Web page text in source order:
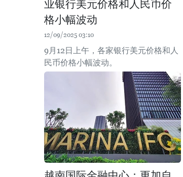
业银行美元价格和人民币价
格小幅波动
12/09/2025 03:10
9月12日上午，各家银行美元价格和人
民币价格小幅波动。